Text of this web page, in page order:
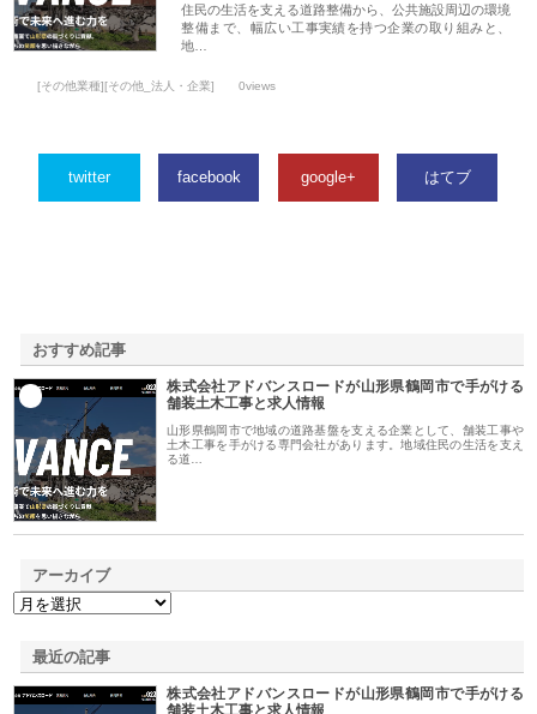
住民の生活を支える道路整備から、公共施設周辺の環境
整備まで、幅広い工事実績を持つ企業の取り組みと、
地…
[その他業種][その他_法人・企業] 0views
twitter facebook google+ はてブ
おすすめ記事
株式会社アドバンスロードが山形県鶴岡市で手がける
舗装土木工事と求人情報
山形県鶴岡市で地域の道路基盤を支える企業として、舗装工事や
土木工事を手がける専門会社があります。地域住民の生活を支え
る道…
アーカイブ
最近の記事
株式会社アドバンスロードが山形県鶴岡市で手がける
舗装土木工事と求人情報